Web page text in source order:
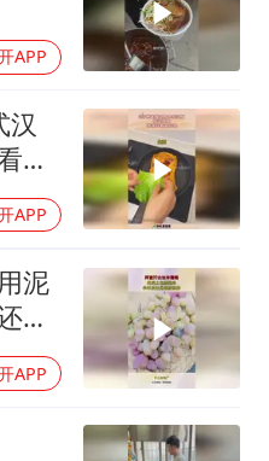
APP
汉
又
APP
泥
是
APP